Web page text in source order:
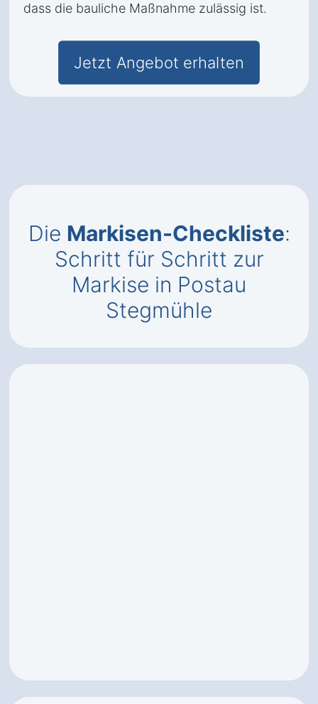
dass die bauliche Maßnahme zulässig ist.
Jetzt Angebot erhalten
Die Markisen-Checkliste:
Schritt für Schritt zur
Markise in Postau
Stegmühle